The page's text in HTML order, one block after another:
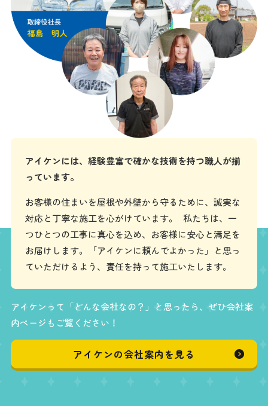
アイケンには、経験豊富で確かな技術を持つ職人が揃
っています。
お客様の住まいを屋根や外壁から守るために、誠実な
対応と丁寧な施工を心がけています。 私たちは、一
つひとつの工事に真心を込め、お客様に安心と満足を
お届けします。「アイケンに頼んでよかった」と思っ
ていただけるよう、責任を持って施工いたします。
アイケンって「どんな会社なの？」と思ったら、ぜひ会社案
内ページもご覧ください！
アイケンの会社案内を見る